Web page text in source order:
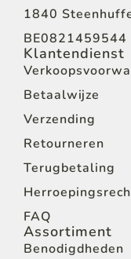
1840
BE0821459544
Klantendienst
Betaalwijze
Verzending
Retourneren
Terugbetaling
FAQ
Assortiment
Benodigdheden